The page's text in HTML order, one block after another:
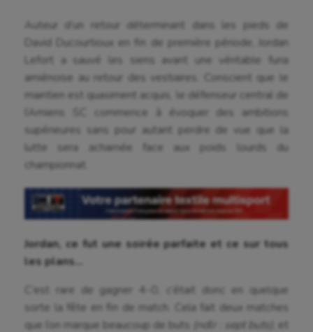
Auteur d’un retour déterminant dans les pieds de
David Ducourtioux en fin de première période, Jordan
Lefort a sauvé les siens avant une véritable furia
amiénoise au retour des vestiaires. Conscient que le
maintien est quasiment acquis, le défenseur central de
l’Amiens SC commence à évoquer des ambitions
supérieures sans pour autant perdre de vue que la
lutte sera acharnée face aux poids lourds du
championnat.
Jordan, ce fut une soirée parfaite et ce sur tous
les plans…
C’est rare de gagner 4-0, c’était donc en quelque
sorte la fête en fin de match. Cela fait deux matches
que l’on marque beaucoup de buts
(ndlr : sept buts) , et